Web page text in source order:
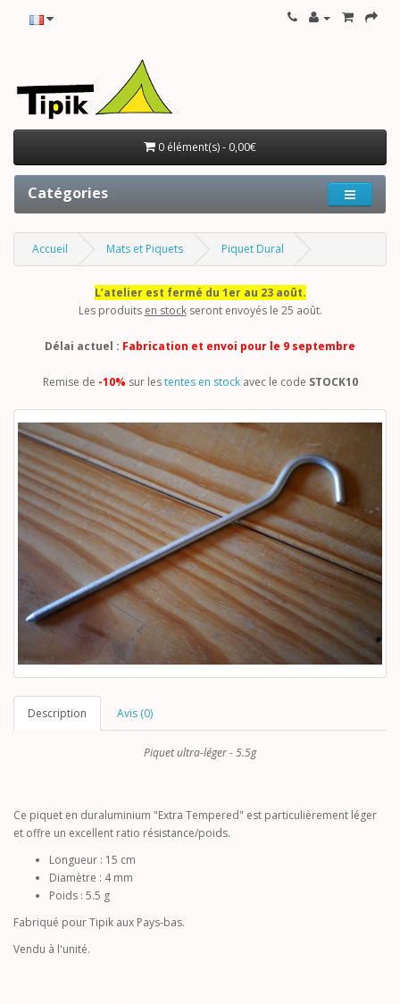
0 élément(s) - 0,00€
Catégories
Accueil Mats et Piquets Piquet Dural
L’atelier est fermé du 1er au 23 août.
Les produits en stockseront envoyés le 25 août.
Délai actuel : Fabrication et envoi pour le 9 septembre
Remise de -10% sur lestentes en stockavec le code STOCK10
Description Avis (0)
Piquet ultra-léger - 5.5g
Ce piquet en duraluminium "Extra Tempered" est particulièrement léger
et offre un excellent ratio résistance/poids.
Longueur : 15 cm
Diamètre : 4 mm
Poids : 5.5 g
Fabriqué pour Tipik aux Pays-bas.
Vendu à l'unité.